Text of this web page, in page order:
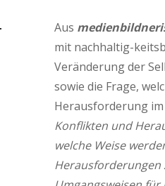
Aus
mit nachhaltig-
Veränderung der
sowie die Frage,
Herausforderung
Konflikten und
welche Weise
Herausforderungen